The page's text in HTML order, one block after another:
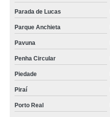
Parada de Lucas
Parque Anchieta
Pavuna
Penha Circular
Piedade
Piraí
Porto Real